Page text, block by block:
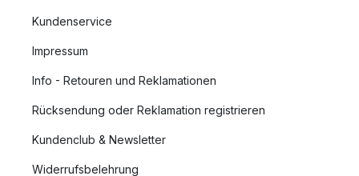
Kundenservice
Impressum
Info - Retouren und Reklamationen
Rücksendung oder Reklamation registrieren
Kundenclub & Newsletter
Widerrufsbelehrung